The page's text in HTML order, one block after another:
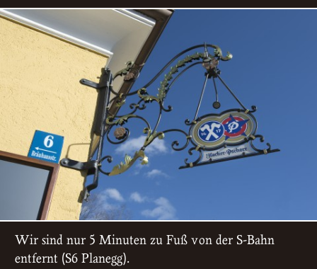
Wir sind nur 5 Minuten zu Fuß von der S-Bahn
entfernt (S6 Planegg).